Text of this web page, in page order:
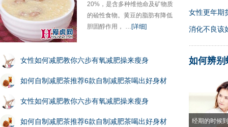
20%，是含多种维他命及矿物质
的硷性食物。黄豆的脂肪有降低
胆固醇作用， …[详细]
女性如何减肥教你六步有氧减肥操来瘦身
如何自制减肥茶推荐6款自制减肥茶喝出好身材
女性如何减肥教你六步有氧减肥操来瘦身
如何自制减肥茶推荐6款自制减肥茶喝出好身材
女性更年期
消化不良该
如何辨别
经期的时候